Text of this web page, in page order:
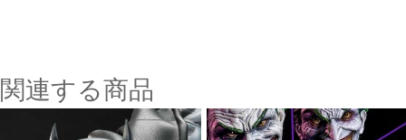
関連する商品